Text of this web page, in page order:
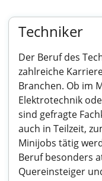
Techniker
Der Beruf des
zahlreiche
Branchen. Ob im
Elektrotechnik
sind gefragte
auch in Teilzeit,
Minijobs tätig
Beruf besonders
Quereinsteiger